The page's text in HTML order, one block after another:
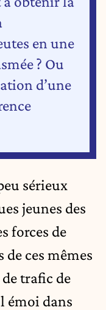
en une
? Ou
d’une
sérieux
jeunes des
forces de
de ces mêmes
trafic de
émoi dans